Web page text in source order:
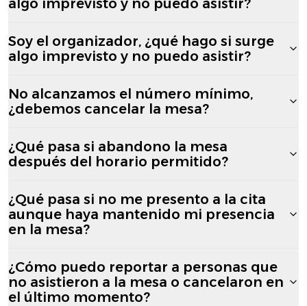
Soy el organizador, ¿qué hago si surge
algo imprevisto y no puedo asistir?
No alcanzamos el número mínimo,
¿debemos cancelar la mesa?
¿Qué pasa si abandono la mesa
después del horario permitido?
¿Qué pasa si no me presento a la cita
aunque haya mantenido mi presencia
en la mesa?
¿Cómo puedo reportar a personas que
no asistieron a la mesa o cancelaron en
el último momento?